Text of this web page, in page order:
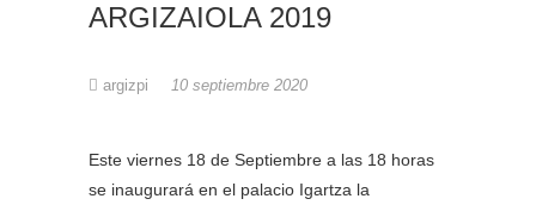
ARGIZAIOLA 2019
argizpi 10 septiembre 2020
Este viernes 18 de Septiembre a las 18 horas
se inaugurará en el palacio Igartza la